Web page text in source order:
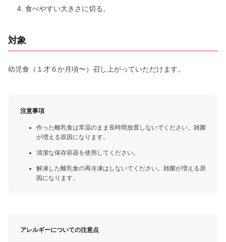
食べやすい大きさに切る。
対象
幼児食（１才６か月頃〜）召し上がっていただけます。
注意事項
作った離乳食は常温のまま長時間放置しないでください。雑菌
が増える原因になります。
清潔な保存容器を使用してください。
解凍した離乳食の再冷凍はしないでください。雑菌が増える原
因になります。
アレルギーについての注意点